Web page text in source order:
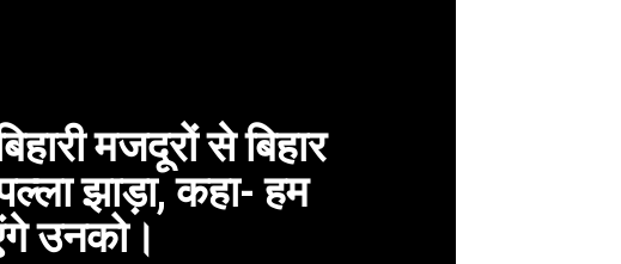
मजदूरों से बिहार
झाड़ा, कहा- हम
उनको।